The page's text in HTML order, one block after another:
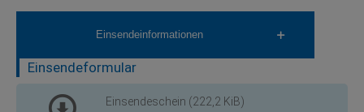
Einsendeinformationen
Einsendeformular
Einsendeschein (222,2 KiB)